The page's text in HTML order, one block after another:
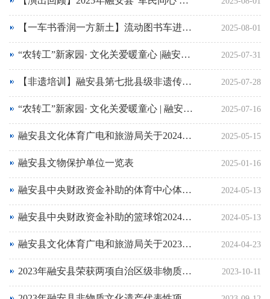
2025-08-01
【一车书香润一方新土】流动图书车进社区，助力易地搬迁群众文化融入
2025-07-31
“农转工”新家园· 文化关爱暖童心 |融安县文化馆暑期艺术课堂点亮留守儿童多彩假期
2025-07-28
【非遗培训】融安县第七批县级非遗传承人证书颁发暨履职培训会议圆满举行
2025-07-16
“农转工”新家园· 文化关爱暖童心 | 融安县文化馆暑期系列活动之走进易地搬迁安置小区
2025-05-15
融安县文化体育广电和旅游局关于2024年体育彩票公益金使用情况的报告
2025-01-16
融安县文物保护单位一览表
2024-05-13
融安县中央财政资金补助的体育中心体育场2024年开放工作方案和计划
2024-05-13
融安县中央财政资金补助的篮球馆2024年开放工作方案和计划
2024-04-23
融安县文化体育广电和旅游局关于2023年体育彩票公益金使用情况的报告
2023-10-11
2023年融安县荣获两项自治区级非物质文化遗产代表性项目